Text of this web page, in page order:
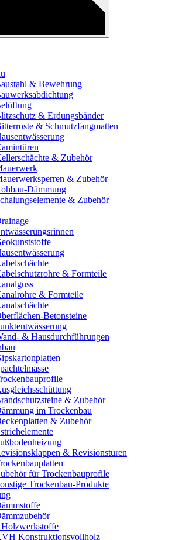
& Bewehrung
& Erdungsbänder
& Schmutzfangmatten
& Zubehör
& Zubehör
Dämmung
& Zubehör
& Formteile
& Formteile
Betonsteine
& Hausdurchführungen
& Zubehör
im Trockenbau
& Zubehör
& Revisionstüren
für Trockenbauprofile
Trockenbau-Produkte
Konstruktionsvollholz